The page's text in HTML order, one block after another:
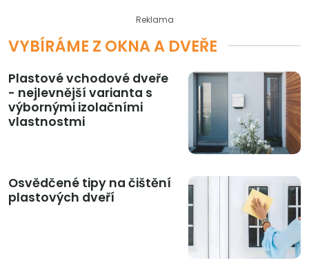
Reklama
VYBÍRÁME Z OKNA A DVEŘE
Plastové vchodové dveře
- nejlevnější varianta s
výbornými izolačními
vlastnostmi
Osvědčené tipy na čištění
plastových dveří